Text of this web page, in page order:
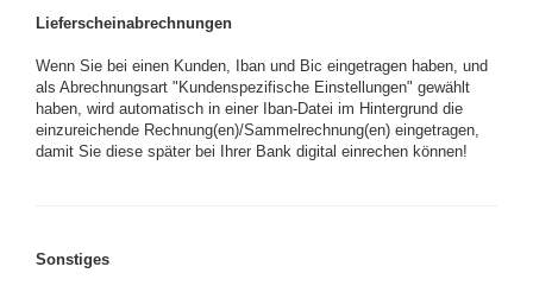
Lieferscheinabrechnungen
Wenn Sie bei einen Kunden, Iban und Bic eingetragen haben, und
als Abrechnungsart "Kundenspezifische Einstellungen" gewählt
haben, wird automatisch in einer Iban-Datei im Hintergrund die
einzureichende Rechnung(en)/Sammelrechnung(en) eingetragen,
damit Sie diese später bei Ihrer Bank digital einrechen können!
Sonstiges